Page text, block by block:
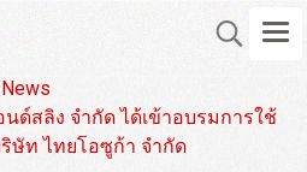
News
ด์สลิง จำกัด ได้เข้าอบรมการใช้
ษัท ไทยโอซูก้า จำกัด